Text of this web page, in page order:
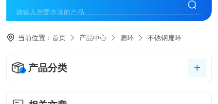
当前位置：首页 产品中心 扁环 不锈钢扁环
产品分类